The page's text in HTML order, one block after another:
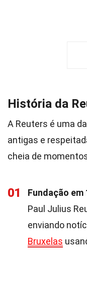
História da
A Reuters é uma
antigas e
cheia de
01 Fundação em
Paul Julius
enviando
Bruxelas